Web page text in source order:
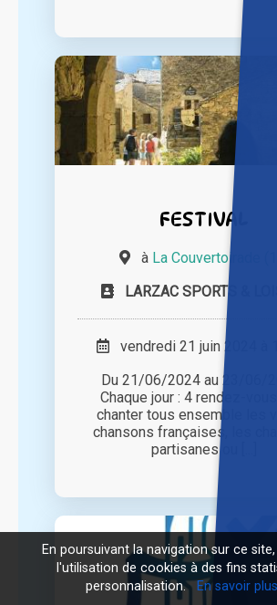
FESTIVAL
à La Couvertoirade
LARZAC SPORTS &
vendredi 21 juin 2024 à
Du 21/06/2024 au 23/06/
Chaque jour : 4 rendez-vous
chanter tous ensemble les
chansons françaises, les
partisanes ou [...]
En poursuivant la navigation sur ce
l'utilisation de cookies à des fins
personnalisation. En savoir plus